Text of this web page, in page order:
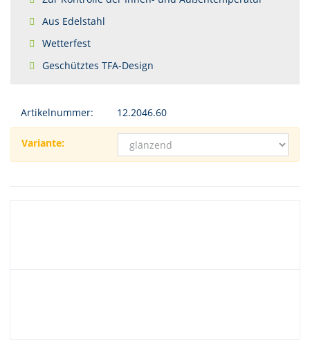
Aus Edelstahl
Wetterfest
Geschütztes TFA-Design
Artikelnummer: 12.2046.60
Variante: